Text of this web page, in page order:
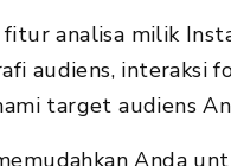
analisa milik
audiens, interaksi
target audiens
Anda